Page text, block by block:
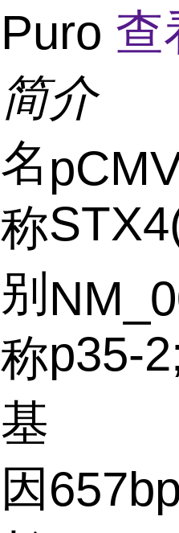
Puro 查
简介
名
称
别
称p35-
基
因 657bp